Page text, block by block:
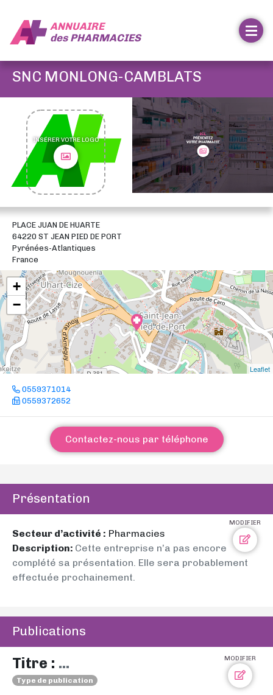
ANNUAIRE
desPHARMACIES
SNC MONLONG-CAMBLATS
INSÉRER VOTRE LOGO
PLACE JUAN DE HUARTE
64220 ST JEAN PIED DE PORT
Pyrénées-Atlantiques
France
+
−
Leaflet
0559371014
0559372652
Contactez-nous par téléphone
Présentation
MODIFIER
Secteur d’activité : Pharmacies
Description: Cette entreprise n’a pas encore
complété sa présentation. Elle sera probablement
effectuée prochainement.
Publications
MODIFIER
Titre : ...
Type de publication